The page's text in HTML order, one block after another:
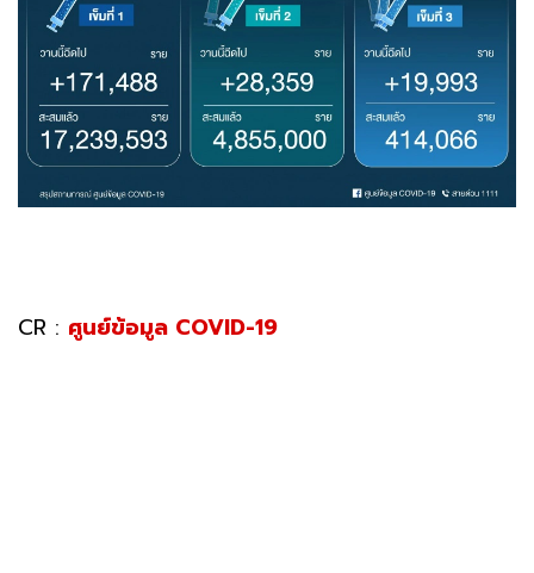
CR : ศูนย์ข้อมูล COVID-19